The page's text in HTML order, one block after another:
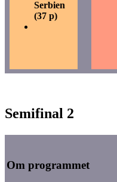
Serbien
(37 p)
Semifinal 2
Om programmet